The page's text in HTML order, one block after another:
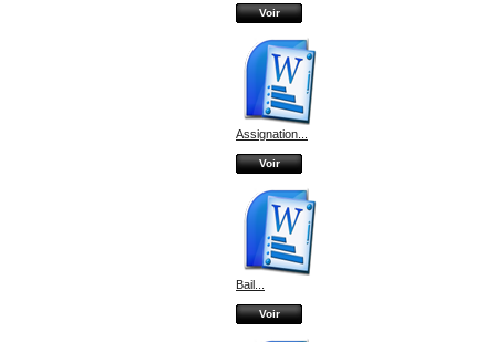
Voir
Assignation...
Voir
Bail...
Voir